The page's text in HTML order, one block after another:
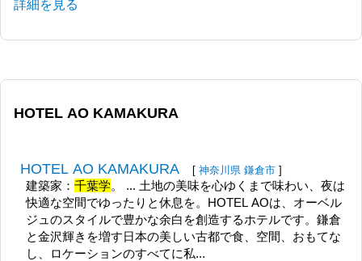
詳細を見る
HOTEL AO KAMAKURA
HOTEL AO KAMAKURA [ 神奈川県 鎌倉市 ]
建築家：千葉学。 ... 土地の美味を心ゆくまで味わい、夜は
快適な空間でゆったりと休息を。HOTEL AOは、オーベル
ジュのスタイルで豊かな余白を創造するホテルです。鎌倉
と金沢輝きを増す日本の美しい古都で食、空間、おもてな
し、ロケーションのすべてに私...